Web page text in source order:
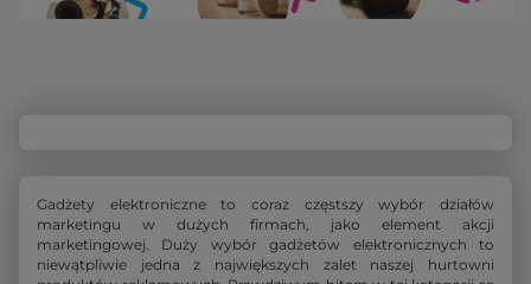
Gadżety elektroniczne to coraz częstszy wybór działów
marketingu w dużych firmach, jako element akcji
marketingowej. Duży wybór gadżetów elektronicznych to
niewątpliwie jedna z największych zalet naszej hurtowni